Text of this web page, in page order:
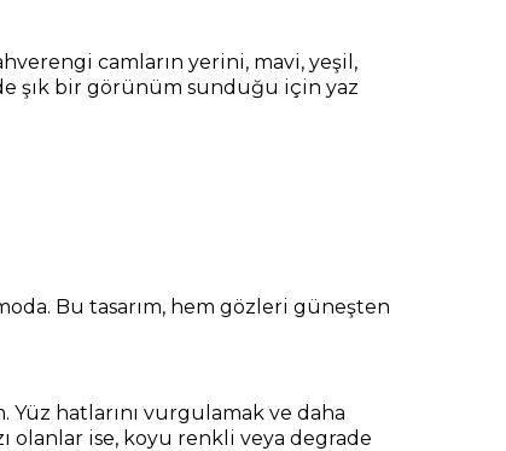
camların yerini, mavi, yeşil,
şık bir görünüm sunduğu için yaz
Bu tasarım, hem gözleri güneşten
hatlarını vurgulamak ve daha
ise, koyu renkli veya degrade